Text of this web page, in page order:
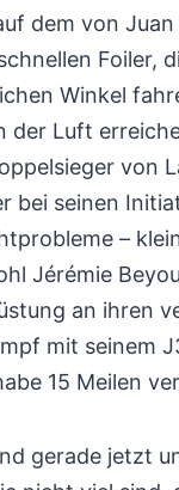
dem von
Foiler,
Winkel
der Luft
von
bei seinen
–
Jérémie
an ihren
mit seinem
15 Meilen
gerade jetzt